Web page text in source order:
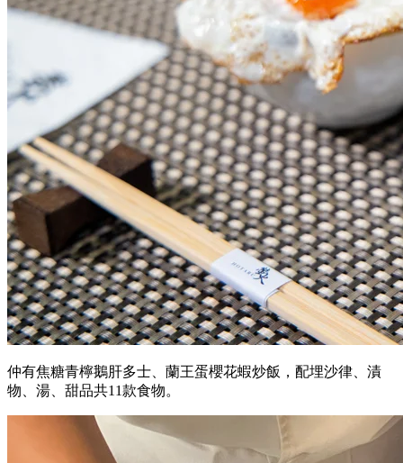
晒招牌菜包括澳洲龍蝦、甘鯛立鱗燒、南非鮑魚、日本
A5和牛厚切或薄燒，